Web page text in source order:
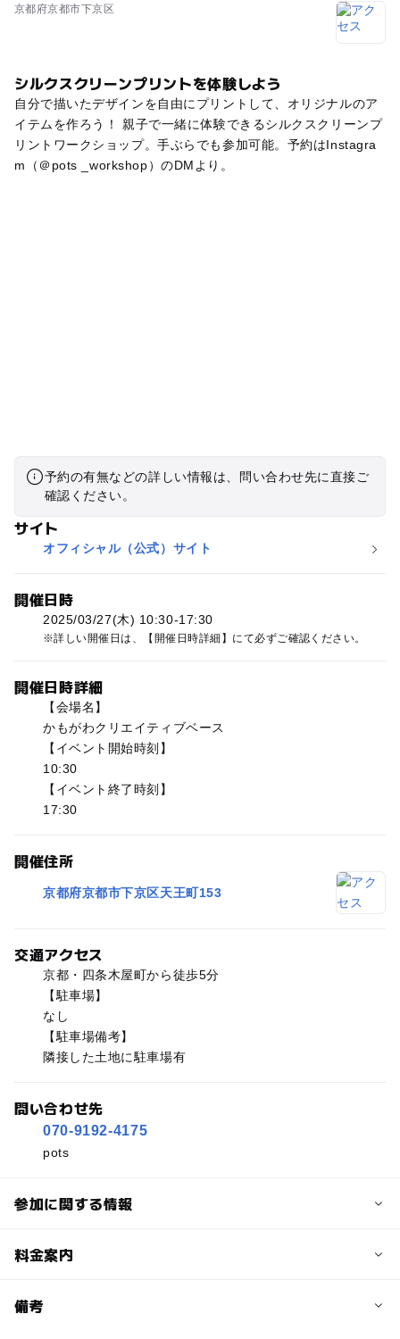
京都府京都市下京区
シルクスクリーンプリントを体験しよう
自分で描いたデザインを自由にプリントして、オリジナルのア
イテムを作ろう！ 親子で一緒に体験できるシルクスクリーンプ
リントワークショップ。手ぶらでも参加可能。予約はInstagra
m（＠pots _workshop）のDMより。
予約の有無などの詳しい情報は、問い合わせ先に直接ご
確認ください。
サイト
オフィシャル（公式）サイト
開催日時
2025/03/27(木) 10:30-17:30
詳しい開催日は、【開催日時詳細】にて必ずご確認ください。
開催日時詳細
【会場名】
かもがわクリエイティブベース
【イベント開始時刻】
10:30
【イベント終了時刻】
17:30
開催住所
京都府京都市下京区天王町153
交通アクセス
京都・四条木屋町から徒歩5分
【駐車場】
なし
【駐車場備考】
隣接した土地に駐車場有
問い合わせ先
070-9192-4175
pots
参加に関する情報
予約/応募
料金案内
料金について
備考